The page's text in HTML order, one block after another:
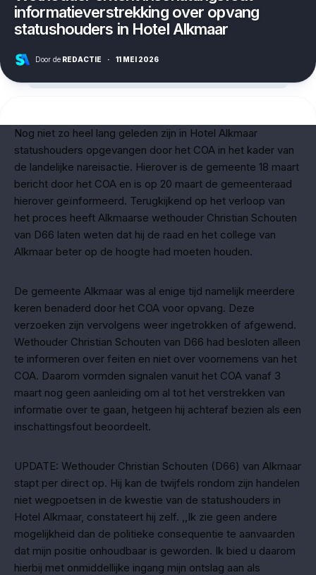
informatieverstrekking over opvang
statushouders in Hotel Alkmaar
Door de REDACTIE · 11 MEI 2026
Nog niet zo heel lang geleden zijn in Hotel Alkmaar
statushouders opgevangen door het COA in het kader van
de landelijke nareisactie. Hierover is de gemeente 18 maart
bericht door het COA en is op 20 maart de gemeenteraad
hierover geïnformeerd. Terugkijkend op het verloop van
het proces heeft Alkmaarse wethouder Christian Schouten
van D66 laten weten dat hij de raad en het college van
Alkmaar beter op de hoogte had moeten houden.
De gemeente Alkmaar was al enige tijd namelijk meerdere
keren benaderd door het COA voor opvang. Deze
verzoeken zijn vervolgens weer ingetrokken of afgewend.
Wethouder Christian Schouten van D66 had besloten alleen
te informeren over feiten en niet over voornemens van het
COA. Daarom vormden signalen vanuit het COA vanaf 3
maart nog geen aanleiding om al tot het verstrekken van
informatie over te gaan, hetgeen hij achteraf bezien als een
inschattingsfout beoordeelt.
UPDATE: Wethouder Christian Schouten (D66) van Alkmaar
stapt per direct op. Hij kan de twijfels rondom zijn handelen
niet wegpoetsen in de kwestie van de statushouders in
Hotel Alkmaar, constateert hij zelf. ,,Ik zie geen andere
mogelijkheid dan de politieke consequentie te aanvaarden
dat mijn positie onhoudbaar is geworden. Ik bied u daarom
hierbij met onmiddellijke ingang mijn ontslag aan als